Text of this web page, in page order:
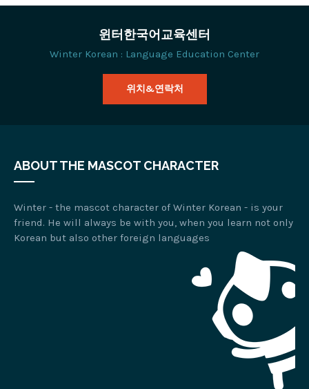
윈터한국어교육센터
Winter Korean : Language Education Center
위치&연락처
ABOUT THE MASCOT CHARACTER
Winter - the mascot character of Winter Korean - is your
friend. He will always be with you, when you learn not only
Korean but also other foreign languages